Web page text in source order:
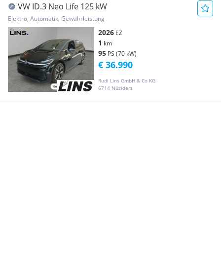
VW ID.3 Neo Life 125 kW
Elektro, Automatik, Gewährleistung
2026 EZ
1 km
95 PS (70 kW)
Rudi Lins GmbH & Co KG
6714 Nüziders
€ 36.990